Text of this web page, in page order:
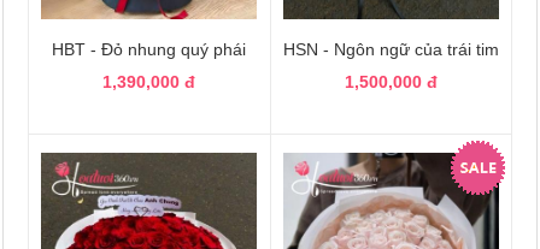
HBT - Đỏ nhung quý phái
1,390,000 đ
HSN - Ngôn ngữ của trái tim
1,500,000 đ